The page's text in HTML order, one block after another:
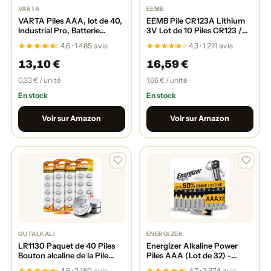
VARTA
VARTA Piles AAA, lot de 40,
Industrial Pro, Batterie
stockage en emballage
écologique, Made in
Germany [Exclusif sur
Amazon]
4,6 · 1 485 avis
13,10 €
0,33 € / unité
En stock
Voir sur Amazon
EEMB
EEMB Pile CR123A Lithium
3V Lot de 10 Piles CR123 /
mAh Haute Performance
Batterie avec Protection PTC
pour Les Caméras Lampe de
Poche Jouet Alarme
4,3 · 1 211 avis
16,59 €
1,66 € / unité
En stock
Voir sur Amazon
GUTALKALI
LR1130 Paquet de 40 Piles
Bouton alcaline de la Pile
ENERGIZER
Energizer Alkaline Power
Piles AAA (Lot de 32) -